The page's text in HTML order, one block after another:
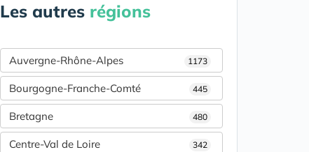
Les autres régions
Auvergne-Rhône-Alpes 1173
Bourgogne-Franche-Comté 445
Bretagne 480
Centre-Val de Loire 342